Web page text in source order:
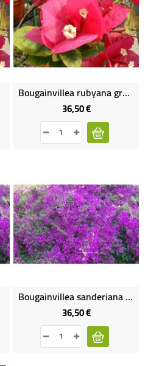
Bougainvillea rubyana gros sujet
36,50 €Prix
Bougainvillea sanderiana gros sujet
36,50 €Prix